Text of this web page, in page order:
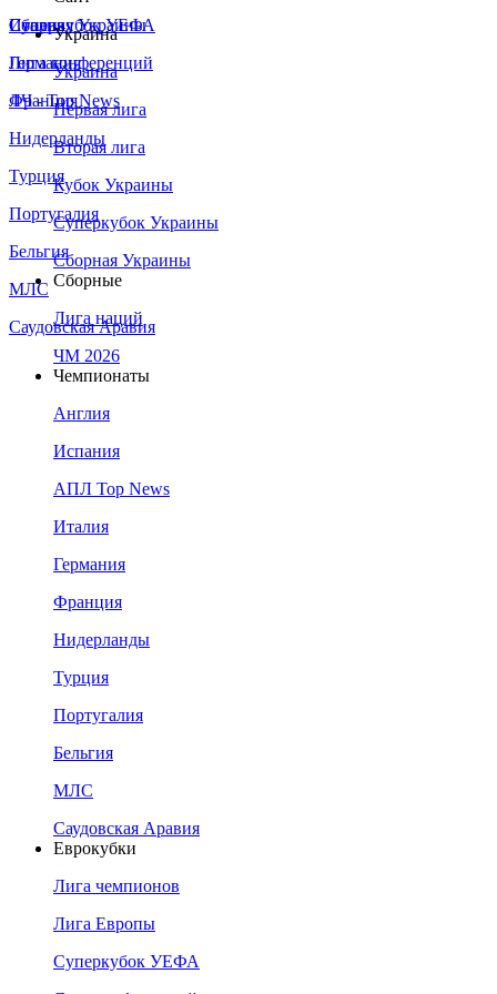
Сборная Украины
Италия
Германия
Франция
Нидерланды
Турция
Португалия
Бельгия
МЛС
Саудовская Аравия
Суперкубок УЕФА
Лига конференций
ЛЧ - Top News
Украина
Украина
Первая лига
Вторая лига
Кубок Украины
Суперкубок Украины
Сборная Украины
Сборные
Лига наций
ЧМ 2026
Чемпионаты
Англия
Испания
АПЛ Top News
Италия
Германия
Франция
Нидерланды
Турция
Португалия
Бельгия
МЛС
Саудовская Аравия
Еврокубки
Лига чемпионов
Лига Европы
Суперкубок УЕФА